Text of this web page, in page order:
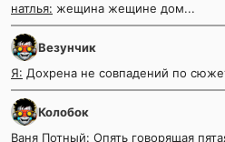
натлья: жещина жещине дом...
Везунчик
Я: Дохрена не совпадений по
Колобок
Ваня Потный: Опять говорящая